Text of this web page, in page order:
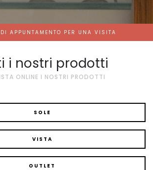
APPUNTAMENTO PER UNA VISITA
i nostri prodotti
ONLINE I NOSTRI PRODOTTI
SOLE
VISTA
OUTLET